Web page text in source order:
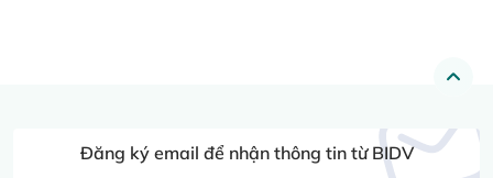
Đăng ký email để nhận thông tin từ BIDV